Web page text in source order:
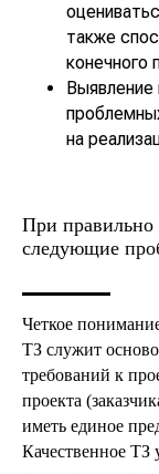
также
конечного
Выявление
на
При правильно
следующие
Четкое
ТЗ служит
требований к
проекта
иметь единое
Качественное ТЗ